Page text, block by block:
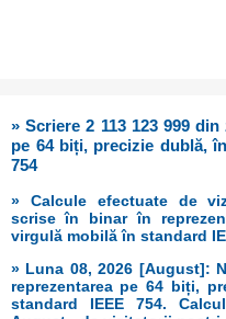
» Scriere 2 113 123 999
pe 64 biți, precizie dublă,
754
» Calcule efectuate de
scrise în binar în
virgulă mobilă în standard
» Luna 08, 2026 [August]:
reprezentarea pe 64 biți,
standard IEEE 754.